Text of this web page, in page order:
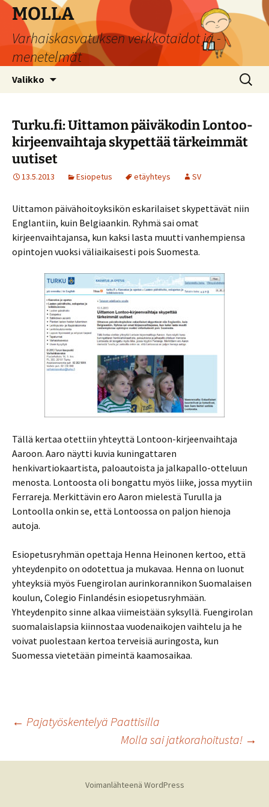
Siirry
sisältöön
MOLLA
Varhaiskasvatuksen verkkotaidot ja -
menetelmät
Valikko Haku:
Turku.fi: Uittamon päiväkodin Lontoo-
kirjeenvaihtaja skypettää tärkeimmät
uutiset
13.5.2013 Esiopetus etäyhteys SV
Uittamon päivähoitoyksikön eskarilaiset skypettävät niin
Englantiin, kuin Belgiaankin. Ryhmä sai omat
kirjeenvaihtajansa, kun kaksi lasta muutti vanhempiensa
opintojen vuoksi väliaikaisesti pois Suomesta.
Tällä kertaa otettiin yhteyttä Lontoon-kirjeenvaihtaja
Aaroon. Aaro näytti kuvia kuningattaren
henkivartiokaartista, paloautoista ja jalkapallo-otteluun
menosta. Lontoosta oli bongattu myös liike, jossa myytiin
Ferrareja. Merkittävin ero Aaron mielestä Turulla ja
Lontoolla onkin se, että Lontoossa on paljon hienoja
autoja.
Esiopetusryhmän opettaja Henna Heinonen kertoo, että
yhteydenpito on odotettua ja mukavaa. Henna on luonut
yhteyksiä myös Fuengirolan aurinkorannikon Suomalaisen
koulun, Colegio Finlandésin esiopetusryhmään.
Yhteydenpito sinne alkaa viimeistään syksyllä. Fuengirolan
suomalaislapsia kiinnostaa vuodenaikojen vaihtelu ja he
voivat puolestaan kertoa terveisiä auringosta, kun
Suomessa vietetään pimeintä kaamosaikaa.
Artikkelien
selaus
← Pajatyöskentelyä Paattisilla
Molla sai jatkorahoitusta! →
Voimanlähteenä WordPress